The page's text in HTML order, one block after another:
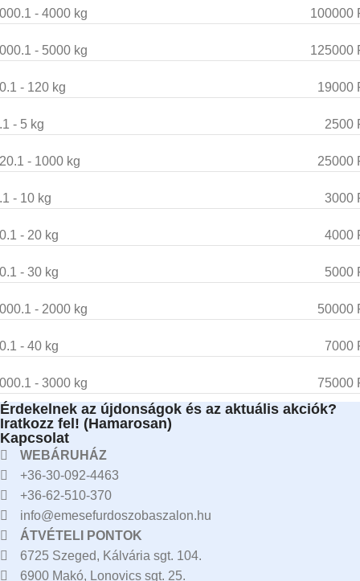
- 4000 kg 100000
- 5000 kg 125000
- 120 kg 19000
- 5 kg 2500
- 1000 kg 25000
- 10 kg 3000
- 20 kg 4000
- 30 kg 5000
- 2000 kg 50000
- 40 kg 7000
- 3000 kg 75000
Érdekelnek az újdonságok és az aktuális akciók?
Iratkozz fel! (Hamarosan)
Kapcsolat
WEBÁRUHÁZ
+36-30-092-4463
+36-62-510-370
info@emesefurdoszobaszalon.hu
ÁTVÉTELI PONTOK
6725 Szeged, Kálvária sgt. 104.​
6900 Makó, Lonovics sgt. 25.